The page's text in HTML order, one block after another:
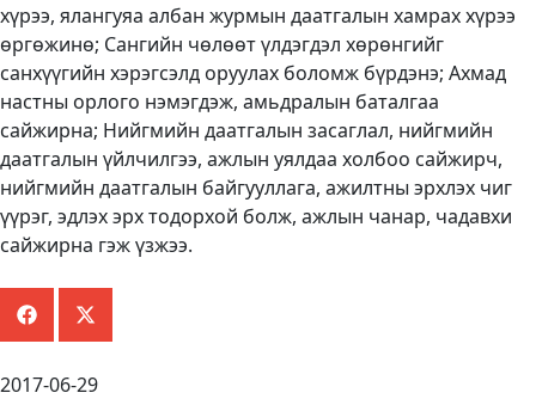
хүрээ, ялангуяа албан журмын даатгалын хамрах хүрээ
өргөжинө; Сангийн чөлөөт үлдэгдэл хөрөнгийг
санхүүгийн хэрэгсэлд оруулах боломж бүрдэнэ; Ахмад
настны орлого нэмэгдэж, амьдралын баталгаа
сайжирна; Нийгмийн даатгалын засаглал, нийгмийн
даатгалын үйлчилгээ, ажлын уялдаа холбоо сайжирч,
нийгмийн даатгалын байгууллага, ажилтны эрхлэх чиг
үүрэг, эдлэх эрх тодорхой болж, ажлын чанар, чадавхи
сайжирна гэж үзжээ.
2017-06-29